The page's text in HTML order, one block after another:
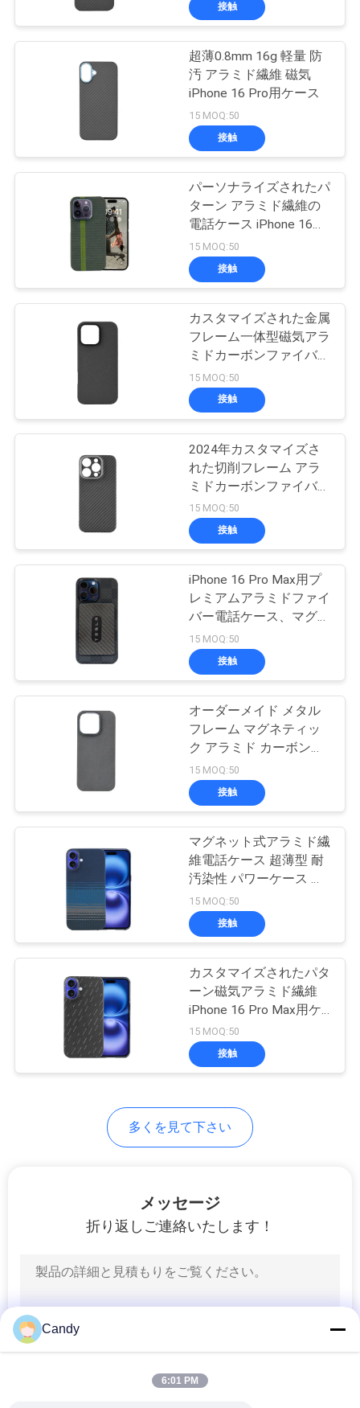
質
問
せ
ー
ー
地
PRIVACY
POLICY
Aramid繊維の時計
ケース
15
刻まれた木の電話箱
19
カーボン繊維の
Airpodsの場合
カーボン繊維のお
金クリップ
カーボン繊維の
Appleの時計ケース
10
カーボン繊維車の
キー ケース
26
ィッシュ箱
カーボン繊維のナ
ンバー プレート フ
レーム
接触
超薄0.8mm 16g 軽量 防
汚 アラミド繊維 磁気
iPhone 16 Pro用ケース
15 MOQ:50
接触
パーソナライズされたパ
ターン アラミド繊維の
電話ケース iPhone 16
Pro Max 0.8mm 厚さと
16g 体重
15 MOQ:50
接触
カスタマイズされた金属
フレーム一体型磁気アラ
ミドカーボンファイバー
iPhone 16 Pro用ケー
ス、厚さ0.8mm、重量
16g、完璧なフィット感
15 MOQ:50
接触
2024年カスタマイズさ
れた切削フレーム アラ
ミドカーボンファイバー
iPhone 16用電話カバ
ー、厚さ0.8mm、重量
16g
15 MOQ:50
接触
iPhone 16 Pro Max用プ
レミアムアラミドファイ
バー電話ケース、マグネ
ット式ウォレットとビジ
ネスデザイン
15 MOQ:50
接触
オーダーメイド メタル
フレーム マグネティッ
ク アラミド カーボンフ
ァイバー 電話ケース
iPhone 16 Pro
15 MOQ:50
接触
マグネット式アラミド繊
維電話ケース 超薄型 耐
汚染性 パワーケース 耐
衝撃 iPhone 16 Pro用
15 MOQ:50
接触
カスタマイズされたパタ
ーン磁気アラミド繊維
iPhone 16 Pro Max用ケ
ース
15 MOQ:50
接触
多くを見て下さい
メッセージ
折り返しご連絡いたします！
Candy
6:01 PM